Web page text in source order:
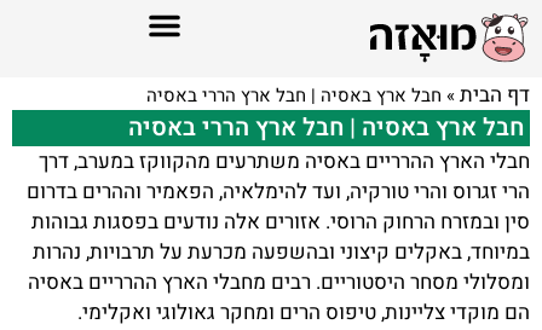
דף הבית» חבל ארץ באסיה | חבל ארץ הררי באסיה
חבל ארץ באסיה | חבל ארץ הררי באסיה
חבלי הארץ ההרריים באסיה משתרעים מהקווקז במערב, דרך
הרי זגרוס והרי טורקיה, ועד להימלאיה, הפאמיר וההרים בדרום
סין ובמזרח הרחוק הרוסי. אזורים אלה נודעים בפסגות גבוהות
במיוחד, באקלים קיצוני ובהשפעה מכרעת על תרבויות, נהרות
ומסלולי מסחר היסטוריים. רבים מחבלי הארץ ההרריים באסיה
הם מוקדי צליינות, טיפוס הרים ומחקר גאולוגי ואקלימי.